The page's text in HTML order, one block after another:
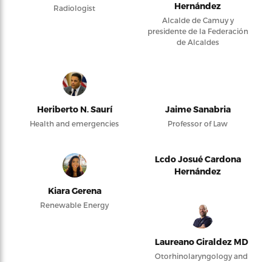
Radiologist
Hernández
Alcalde de Camuy y
presidente de la Federación
de Alcaldes
Heriberto N. Saurí
Health and emergencies
Jaime Sanabria
Professor of Law
Kiara Gerena
Renewable Energy
Lcdo Josué Cardona
Hernández
Laureano Giraldez MD
Otorhinolaryngology and